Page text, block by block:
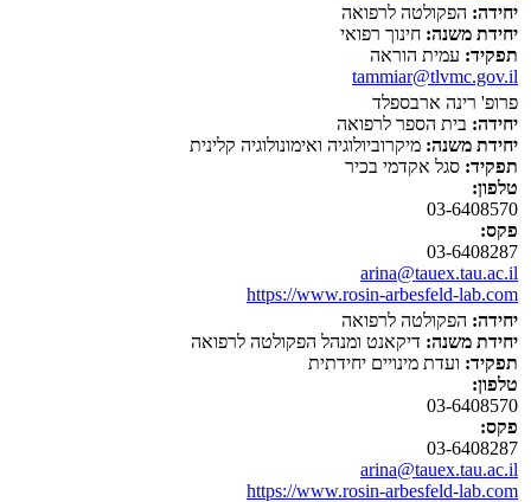
יחידה: הפקולטה לרפואה
יחידת משנה: חינוך רפואי
תפקיד: עמית הוראה
tammiar@tlvmc.gov.il
פרופ' רינה ארבספלד
יחידה: בית הספר לרפואה
יחידת משנה: מיקרוביולוגיה ואימונולוגיה קלינית
תפקיד: סגל אקדמי בכיר
טלפון:
03-6408570
פקס:
03-6408287
arina@tauex.tau.ac.il
https://www.rosin-arbesfeld-lab.com
יחידה: הפקולטה לרפואה
יחידת משנה: דיקאנט ומנהל הפקולטה לרפואה
תפקיד: ועדת מינויים יחידתית
טלפון:
03-6408570
פקס:
03-6408287
arina@tauex.tau.ac.il
https://www.rosin-arbesfeld-lab.com